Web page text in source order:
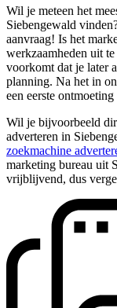
Wil je meteen het
Siebengewald
aanvraag! Is het
werkzaamheden uit
voorkomt dat je later
planning. Na het in
een eerste
Wil je bijvoorbeeld
adverteren in
zoekmachine
marketing bureau uit
vrijblijvend, dus